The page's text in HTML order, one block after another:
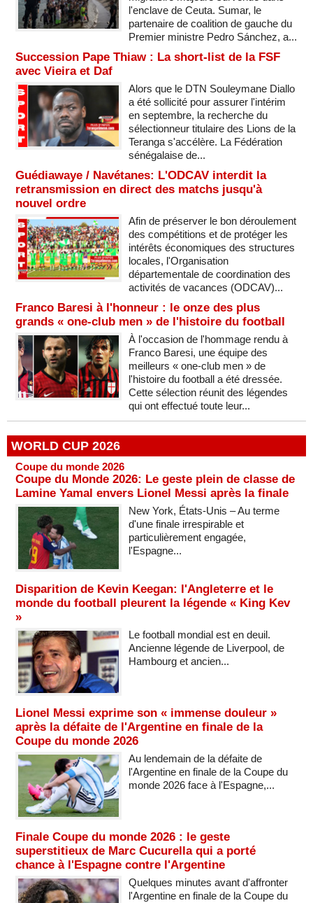
l'enclave de Ceuta. Sumar, le
partenaire de coalition de gauche du
Premier ministre Pedro Sánchez, a...
Succession Pape Thiaw : La short-list de la FSF
avec Vieira et Daf
Alors que le DTN Souleymane Diallo
a été sollicité pour assurer l'intérim
en septembre, la recherche du
sélectionneur titulaire des Lions de la
Teranga s'accélère. La Fédération
sénégalaise de...
Guédiawaye / Navétanes: L'ODCAV interdit la
retransmission en direct des matchs jusqu'à
nouvel ordre
Afin de préserver le bon déroulement
des compétitions et de protéger les
intérêts économiques des structures
locales, l'Organisation
départementale de coordination des
activités de vacances (ODCAV)...
Franco Baresi à l'honneur : le onze des plus
grands « one-club men » de l'histoire du football
À l'occasion de l'hommage rendu à
Franco Baresi, une équipe des
meilleurs « one-club men » de
l'histoire du football a été dressée.
Cette sélection réunit des légendes
qui ont effectué toute leur...
WORLD CUP 2026
Coupe du monde 2026
Coupe du Monde 2026: Le geste plein de classe de
Lamine Yamal envers Lionel Messi après la finale
New York, États-Unis – Au terme
d'une finale irrespirable et
particulièrement engagée,
l'Espagne...
Disparition de Kevin Keegan: l'Angleterre et le
monde du football pleurent la légende « King Kev
»
Le football mondial est en deuil.
Ancienne légende de Liverpool, de
Hambourg et ancien...
Lionel Messi exprime son « immense douleur »
après la défaite de l'Argentine en finale de la
Coupe du monde 2026
Au lendemain de la défaite de
l'Argentine en finale de la Coupe du
monde 2026 face à l'Espagne,...
Finale Coupe du monde 2026 : le geste
superstitieux de Marc Cucurella qui a porté
chance à l'Espagne contre l'Argentine
Quelques minutes avant d'affronter
l'Argentine en finale de la Coupe du